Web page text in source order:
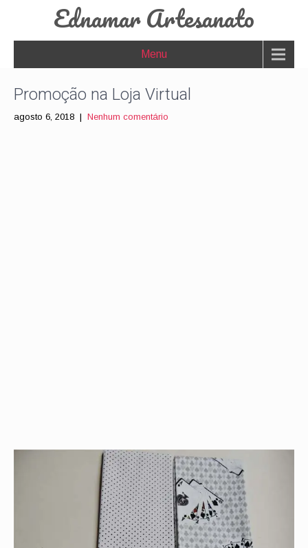
Ednamar Artesanato
Menu
Promoção na Loja Virtual
agosto 6, 2018 | Nenhum comentário